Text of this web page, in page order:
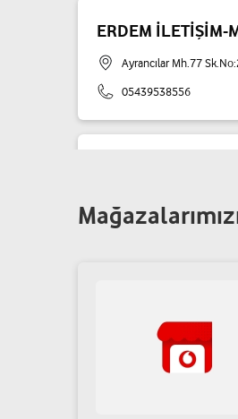
ERDEM İLETİŞİM-
Ayrancılar Mh.77
05439538556
05346355570
19 Mayıs Mah. Osman